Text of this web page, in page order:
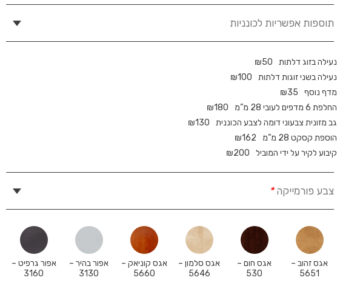
תוספות אפשריות לכונניות
נעילה בזוג דלתות ₪50
נעילה בשני זוגות דלתות
₪100
מדף נוסף
₪35
החלפת 6 מדפים לעובי 28 מ”מ
₪180
גב מזונית צבעוני דומה לצבע הכוננית
₪130
הוספת קסקט 28 מ”מ
₪162
קיבוע לקיר על ידי המוביל
₪200
צבע פורמייקה*
אגס זהוב –
5651
אגס חום –
530
אגס סלמון –
5646
אגס קוניאק –
5660
אפור בהיר –
3130
אפור גרפיט –
3160